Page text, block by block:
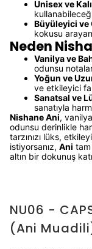
Unisex ve
Büyüleyici ve
kokusu
Neden
Vanilya ve
odunsu
Yoğun ve
ve etkileyici
Sanatsal ve
sanatıyla
Nishane Ani,
odunsu derinlikle
tarzınızı lüks,
istiyorsanız, Ani tam
altın bir dokunuş
NU06 -
(Ani